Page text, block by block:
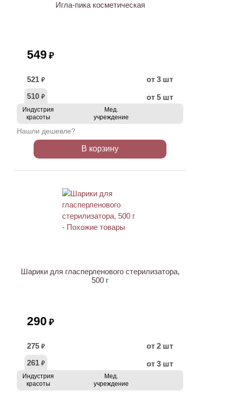
Игла-пика косметическая
549 ₽
521 ₽
от 3 шт
510 ₽ от 5 шт
Индустрия
красоты
Мед.
учреждение
Нашли дешевле?
В корзину
Шарики для гласперленового стерилизатора,
500 г
290 ₽
275 ₽
от 2 шт
261 ₽ от 3 шт
Индустрия
красоты
Мед.
учреждение